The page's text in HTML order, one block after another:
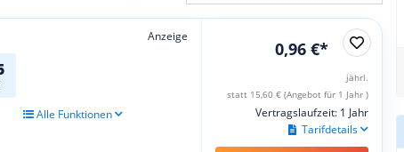
Anzeige
Alle Funktionen
0,96 €*
jährl.
statt 15,60 € (Angebot für 1 Jahr )
Vertragslaufzeit: 1 Jahr
Tarifdetails